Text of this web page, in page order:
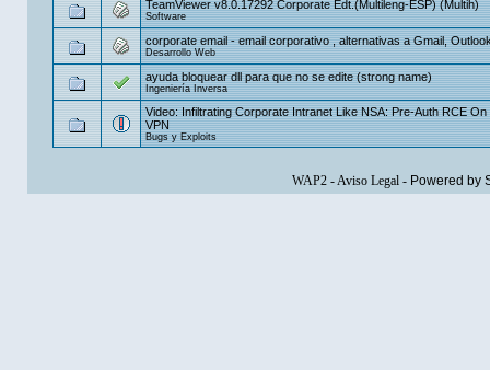
TeamViewer v8.0.17292 Corporate Edt.(Multileng-ESP) (Multih)
Software
corporate email - email corporativo , alternativas a Gmail,
Desarrollo Web
ayuda bloquear dll para que no se edite (strong name)
Ingeniería Inversa
Video: Infiltrating Corporate Intranet Like NSA: Pre-Auth RCE On
VPN
Bugs y Exploits
WAP2-Aviso Legal- Powered by